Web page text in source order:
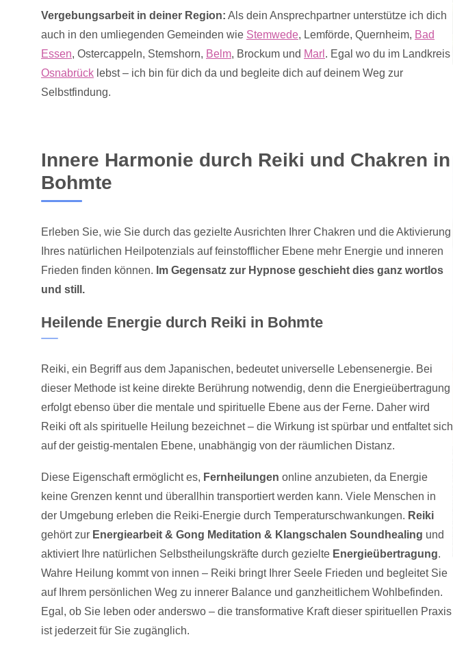
Vergebungsarbeit in deiner Region: Als dein Ansprechpartner unterstütze ich dich
auch in den umliegenden Gemeinden wie Stemwede, Lemförde, Quernheim, Bad
Essen, Ostercappeln, Stemshorn, Belm, Brockum und Marl . Egal wo du im Landkreis
Osnabrück lebst – ich bin für dich da und begleite dich auf deinem Weg zur
Selbstfindung.
Innere Harmonie durch Reiki und Chakren in
Bohmte
Erleben Sie, wie Sie durch das gezielte Ausrichten Ihrer Chakren und die Aktivierung
Ihres natürlichen Heilpotenzials auf feinstofflicher Ebene mehr Energie und inneren
Frieden finden können. Im Gegensatz zur Hypnose geschieht dies ganz wortlos
und still.
Heilende Energie durch Reiki in Bohmte
Reiki, ein Begriff aus dem Japanischen, bedeutet universelle Lebensenergie. Bei
dieser Methode ist keine direkte Berührung notwendig, denn die Energieübertragung
erfolgt ebenso über die mentale und spirituelle Ebene aus der Ferne. Daher wird
Reiki oft als spirituelle Heilung bezeichnet – die Wirkung ist spürbar und entfaltet sich
auf der geistig-mentalen Ebene, unabhängig von der räumlichen Distanz.
Diese Eigenschaft ermöglicht es, Fernheilungen online anzubieten, da Energie
keine Grenzen kennt und überallhin transportiert werden kann. Viele Menschen in
der Umgebung erleben die Reiki-Energie durch Temperaturschwankungen. Reiki
gehört zur Energiearbeit & Gong Meditation & Klangschalen Soundhealing und
aktiviert Ihre natürlichen Selbstheilungskräfte durch gezielte Energieübertragung.
Wahre Heilung kommt von innen – Reiki bringt Ihrer Seele Frieden und begleitet Sie
auf Ihrem persönlichen Weg zu innerer Balance und ganzheitlichem Wohlbefinden.
Egal, ob Sie leben oder anderswo – die transformative Kraft dieser spirituellen Praxis
ist jederzeit für Sie zugänglich.